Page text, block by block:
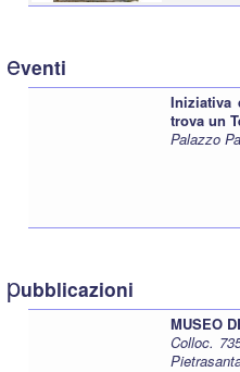
eventi
Iniziativa
trova un
Palazzo
pubblicazioni
MUSEO
Colloc.